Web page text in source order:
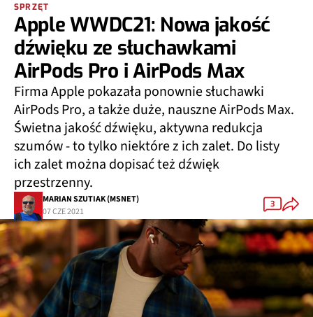
SPRZĘT
Apple WWDC21: Nowa jakość
dźwięku ze słuchawkami
AirPods Pro i AirPods Max
Firma Apple pokazała ponownie słuchawki
AirPods Pro, a także duże, nauszne AirPods Max.
Świetna jakość dźwięku, aktywna redukcja
szumów - to tylko niektóre z ich zalet. Do listy
ich zalet można dopisać też dźwięk
przestrzenny.
MARIAN SZUTIAK (MSNET)
07 CZE 2021
3